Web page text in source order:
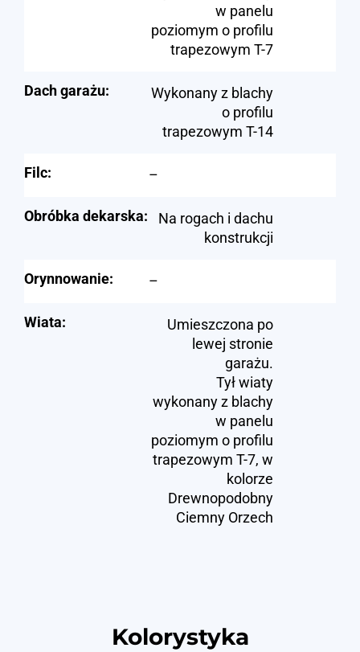
w panelu
poziomym o profilu
trapezowym T-7
Dach garażu:
Wykonany z blachy
o profilu
trapezowym T-14
Filc: –
Obróbka dekarska:
Na rogach i dachu
konstrukcji
Orynnowanie: –
Wiata:
Umieszczona po
lewej stronie
garażu.
Tył wiaty
wykonany z blachy
w panelu
poziomym o profilu
trapezowym T-7, w
kolorze
Drewnopodobny
Ciemny Orzech
Kolorystyka